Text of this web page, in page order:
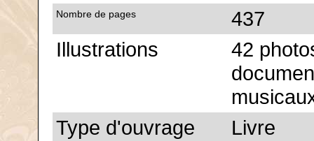
Nombre de pages
437
Illustrations
42
Type d'ouvrage
Livre